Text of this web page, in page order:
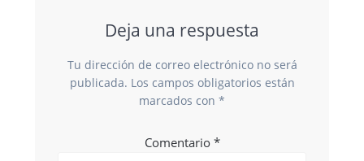
Deja una respuesta
Tu dirección de correo electrónico no será
publicada. Los campos obligatorios están
marcados con *
Comentario *